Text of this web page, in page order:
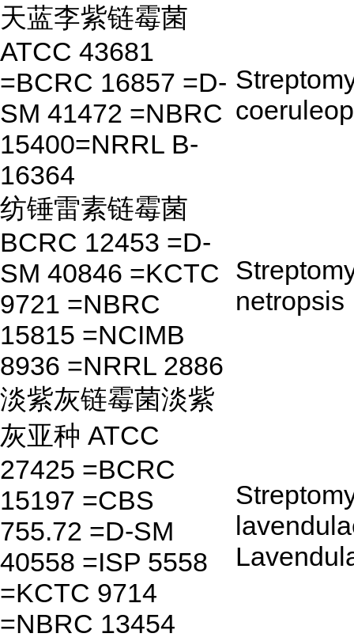
天蓝李紫链霉菌
ATCC 43681
=BCRC 16857 =D-
SM 41472 =NBRC
15400=NRRL B-
16364
纺锤雷素链霉菌
BCRC 12453 =D-
SM 40846 =KCTC
9721 =NBRC
15815 =NCIMB
8936 =NRRL 2886
netropsis
淡紫灰链霉菌淡紫
灰亚种 ATCC
27425 =BCRC
15197 =CBS
755.72 =D-SM
40558 =ISP 5558
=KCTC 9714
=NBRC 13454